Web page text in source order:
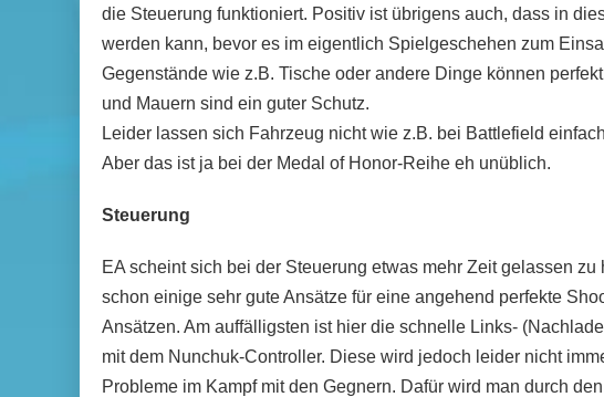
die Steuerung funktioniert. Positiv ist übrigens auch, dass in
werden kann, bevor es im eigentlich Spielgeschehen zum
Gegenstände wie z.B. Tische oder andere Dinge können
und Mauern sind ein guter Schutz.
Leider lassen sich Fahrzeug nicht wie z.B. bei Battlefield
Aber das ist ja bei der Medal of Honor-Reihe eh unüblich.
Steuerung
EA scheint sich bei der Steuerung etwas mehr Zeit gelassen
schon einige sehr gute Ansätze für eine angehend perfekte
Ansätzen. Am auffälligsten ist hier die schnelle Links-
mit dem Nunchuk-Controller. Diese wird jedoch leider nicht
Probleme im Kampf mit den Gegnern. Dafür wird man durch